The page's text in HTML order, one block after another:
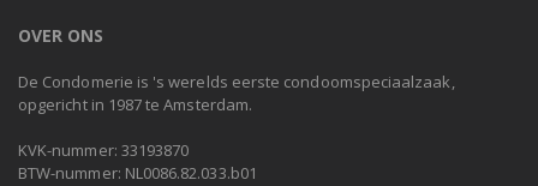
OVER ONS
De Condomerie is 's werelds eerste condoomspeciaalzaak,
opgericht in 1987 te Amsterdam.
KVK-nummer: 33193870
BTW-nummer: NL0086.82.033.b01